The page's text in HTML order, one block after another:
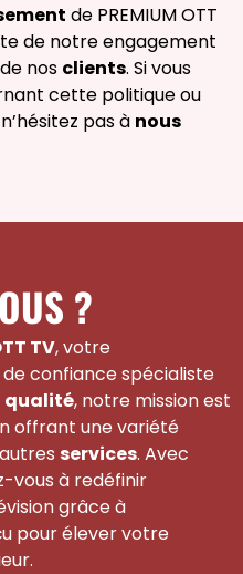
de PREMIUM OTT
de notre engagement
de nos clients. Si vous
cette politique ou
pas à nous
?
TV, votre
de confiance spécialiste
qualité, notre mission est
offrant une variété
services. Avec
vous à redéfinir
grâce à
pour élever votre